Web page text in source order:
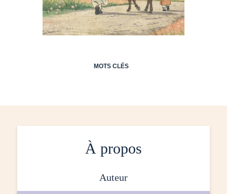
MOTS CLÉS
À propos
auteur